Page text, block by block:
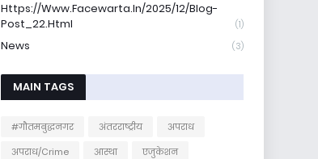
Https://www.facewarta.in/2025/12/blog-
Post_22.html
(1)
News (3)
MAIN TAGS
#गौतमबुद्धनगर अंतरराष्ट्रीय
अपराध
अपराध/Crime
आस्था
एजुकेशन